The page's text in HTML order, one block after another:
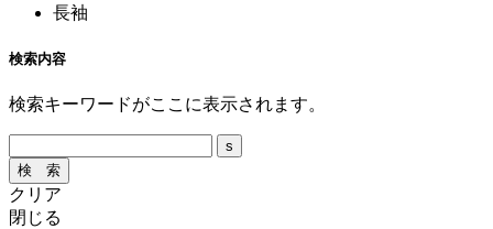
長袖
検索内容
検索キーワードがここに表示されます。
クリア
閉じる